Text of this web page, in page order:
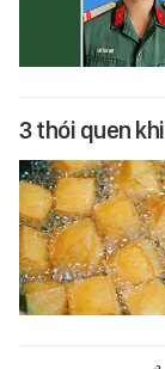
3 thói quen